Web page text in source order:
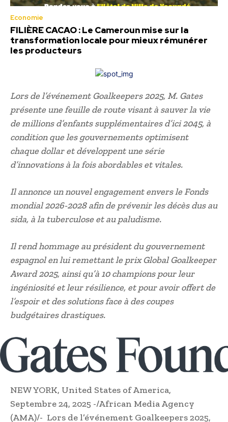
Economie
FILIÈRE CACAO : Le Cameroun mise sur la
transformation locale pour mieux rémunérer
les producteurs
Lors de l’événement Goalkeepers 2025, M. Gates
présente une feuille de route visant à sauver la vie
de millions d’enfants supplémentaires d’ici 2045, à
condition que les gouvernements optimisent
chaque dollar et développent une série
d’innovations à la fois abordables et vitales.
Il annonce un nouvel engagement envers le Fonds
mondial 2026-2028 afin de prévenir les décès dus au
sida, à la tuberculose et au paludisme.
Il rend hommage au président du gouvernement
espagnol en lui remettant le prix Global Goalkeeper
Award 2025, ainsi qu’à 10 champions pour leur
ingéniosité et leur résilience, et pour avoir offert de
l’espoir et des solutions face à des coupes
budgétaires drastiques.
NEW YORK, United States of America,
Septembre 24, 2025 -/African Media Agency
(AMA)/- Lors de l’événement Goalkeepers 2025,